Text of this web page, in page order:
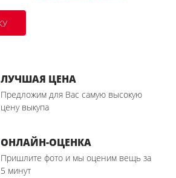
ЛУЧШАЯ ЦЕНА
Предложим для Вас самую высокую
цену выкупа
ОНЛАЙН-ОЦЕНКА
Пришлите фото и мы оценим вещь за
5 минут